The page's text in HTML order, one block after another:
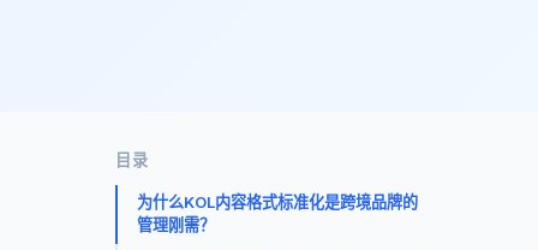
目录
为什么KOL内容格式标准化是跨境品牌的
管理刚需？